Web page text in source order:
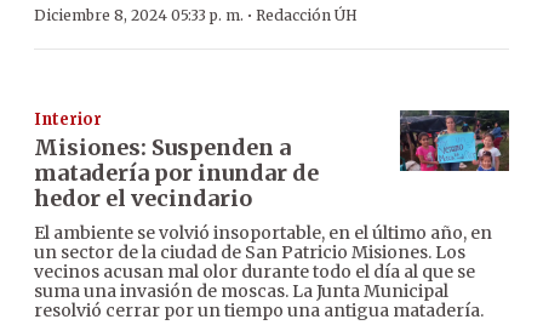
Diciembre 8, 2024 05:33 p. m. · Redacción ÚH
Interior
Misiones: Suspenden a
matadería por inundar de
hedor el vecindario
El ambiente se volvió insoportable, en el último año, en
un sector de la ciudad de San Patricio Misiones. Los
vecinos acusan mal olor durante todo el día al que se
suma una invasión de moscas. La Junta Municipal
resolvió cerrar por un tiempo una antigua matadería.